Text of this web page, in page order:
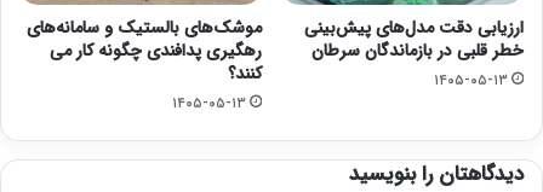
ارزیابی دقت مدل‌های پیش‌بینی
خطر قلبی در بازماندگان سرطان
۱۴۰۵-۰۵-۱۳
موشک‌های بالستیک و سامانه‌های
رهگیری پدافندی چگونه کار می
کنند؟
۱۴۰۵-۰۵-۱۳
دیدگاهتان را بنویسید